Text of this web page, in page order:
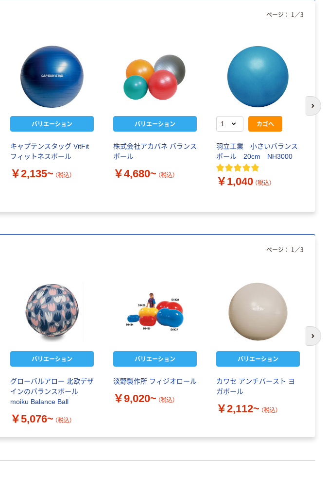
バリエーション
キャプテンスタッグ VitFit
フィットネスボール
￥2,135~ （税込）
バリエーション
株式会社アカバネ バランス
ボール
￥4,680~ （税込）
カゴへ
羽立工業 小さいバランス
ボール 20cm NH3000
￥1,040 （税込）
ページ： 1 ／3
次
バリエーション
グローバルアロー 北欧デザ
インのバランスボール
moiku Balance Ball
￥5,076~ （税込）
バリエーション
淡野製作所 フィジオロール
￥9,020~ （税込）
バリエーション
カワセ アンチバースト ヨ
ガボール
￥2,112~ （税込）
ページ： 1 ／3
次